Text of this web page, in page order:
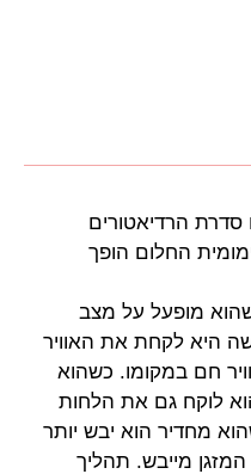
הרדיאטורים
החלום הופך
מופעל על מצב
היא לקחת את האוויר
חם במקומו. כשהוא
לוקח גם את הלחות
מחדיר הוא יבש יותר
מייבש. תהליך